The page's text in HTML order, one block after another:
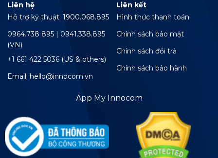
Liên hệ
Hỗ trợ kỹ thuật: 1900.068.895
0964.738 895 | 0941.338.895
(VN)
+1 661 422 5036 (US & others)
Email: hello@innocom.vn
Liên kết
Hình thức thanh toán
Chính sách bảo mật
Chính sách đổi trả
Chính sách bảo hành
App My Innocom